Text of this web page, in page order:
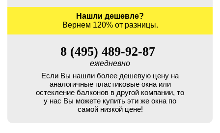
Нашли дешевле?
Вернем 120% от разницы.
8 (495) 489-92-87
ежедневно
Если Вы нашли более дешевую цену на
аналогичные пластиковые окна или
остекление балконов в другой компании, то
у нас Вы можете купить эти же окна по
самой низкой цене!